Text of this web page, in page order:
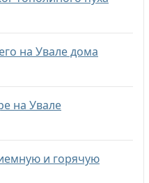
на Увале дома
на Увале
и горячую